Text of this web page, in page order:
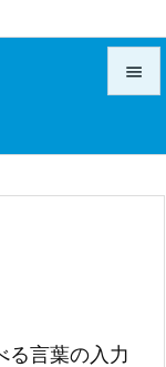

前へ
る言葉の入力